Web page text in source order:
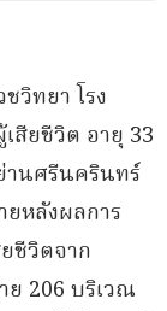
วิทยา โรง
สียชีวิต อายุ 33
านศรีนครินทร์
ยหลังผลการ
ชีวิตจาก
ย 206 บริเวณ